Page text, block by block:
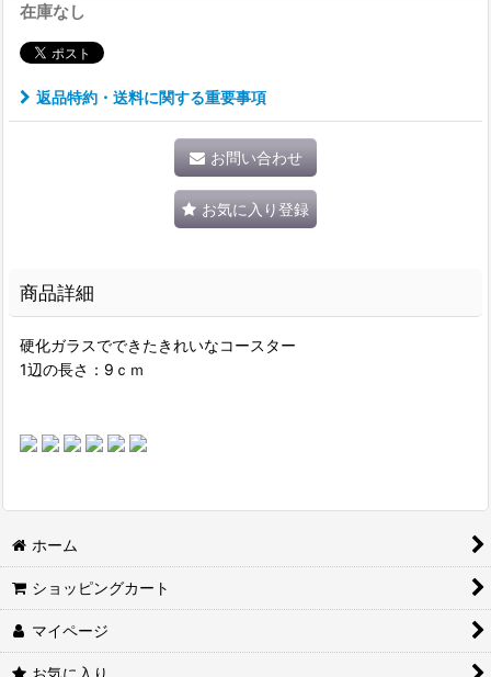
在庫なし
返品特約・送料に関する重要事項
お問い合わせ
お気に入り登録
商品詳細
硬化ガラスでできたきれいなコースター
1辺の長さ：9ｃｍ
ホーム
ショッピングカート
マイページ
お気に入り